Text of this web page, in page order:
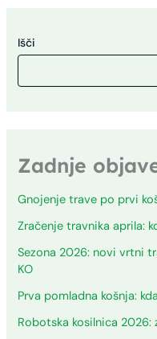
Išči
Zadnje
Gnojenje trave po prvi
Zračenje travnika aprila:
Sezona 2026: novi vrtni
KO
Prva pomladna košnja:
Robotska kosilnica